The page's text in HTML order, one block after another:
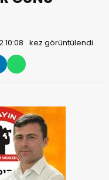
10:08 kez görüntülendi